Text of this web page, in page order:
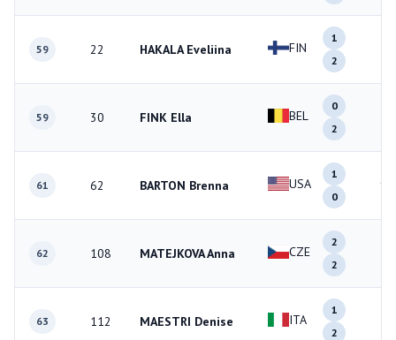
59 22 HAKALA Eveliina FIN
1
2
59 30 FINK Ella BEL
0
2
61 62 BARTON Brenna USA
1
0
1
62 108 MATEJKOVA Anna CZE
2
2
63 112 MAESTRI Denise ITA
1
2